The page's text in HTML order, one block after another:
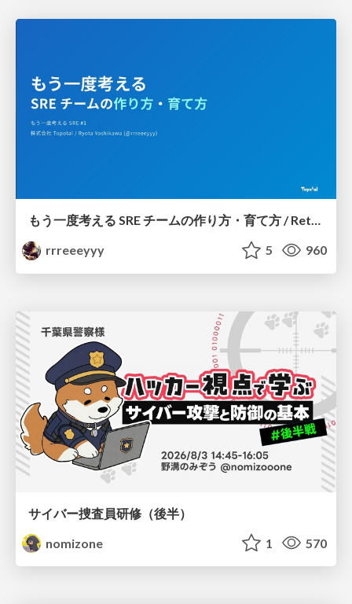
もう一度考える SRE チームの作り方・育て方 / Rethinking SRE #1: Building and Growing SRE Teams
rrreeeyyy
5 960
サイバー捜査員研修（後半）
nomizone
1 570